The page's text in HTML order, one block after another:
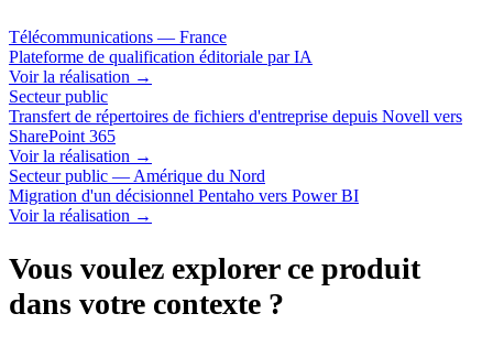
Télécommunications — France
Plateforme de qualification éditoriale par IA
Voir la réalisation →
Secteur public
Transfert de répertoires de fichiers d'entreprise depuis Novell vers
SharePoint 365
Voir la réalisation →
Secteur public — Amérique du Nord
Migration d'un décisionnel Pentaho vers Power BI
Voir la réalisation →
Vous voulez explorer ce produit
dans votre contexte ?